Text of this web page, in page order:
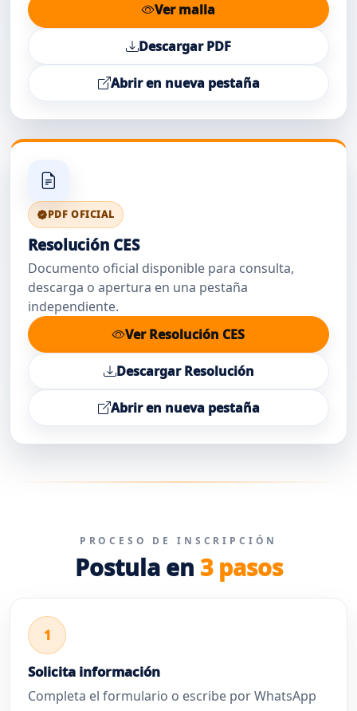
Ver malla
Descargar PDF
Abrir en nueva pestaña
PDF OFICIAL
Resolución CES
Documento oficial disponible para consulta,
descarga o apertura en una pestaña
independiente.
Ver Resolución CES
Descargar Resolución
Abrir en nueva pestaña
PROCESO DE INSCRIPCIÓN
Postula en 3 pasos
1
Solicita información
Completa el formulario o escribe por WhatsApp